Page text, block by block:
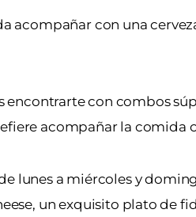
acompañar con una
encontrarte con combos
acompañar la comida
lunes a miércoles y
, un exquisito plato de